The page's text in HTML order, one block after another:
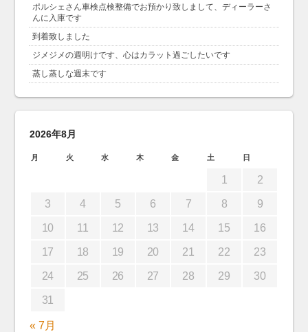
ポルシェさん車検点検整備でお預かり致しまして、ディーラーさ
んに入庫です
到着致しました
ジメジメの週明けです、心はカラット過ごしたいです
蒸し蒸しな週末です
2026年8月
月 火 水 木 金 土 日
1 2
3 4 5 6 7 8 9
10 11 12 13 14 15 16
17 18 19 20 21 22 23
24 25 26 27 28 29 30
31
« 7月